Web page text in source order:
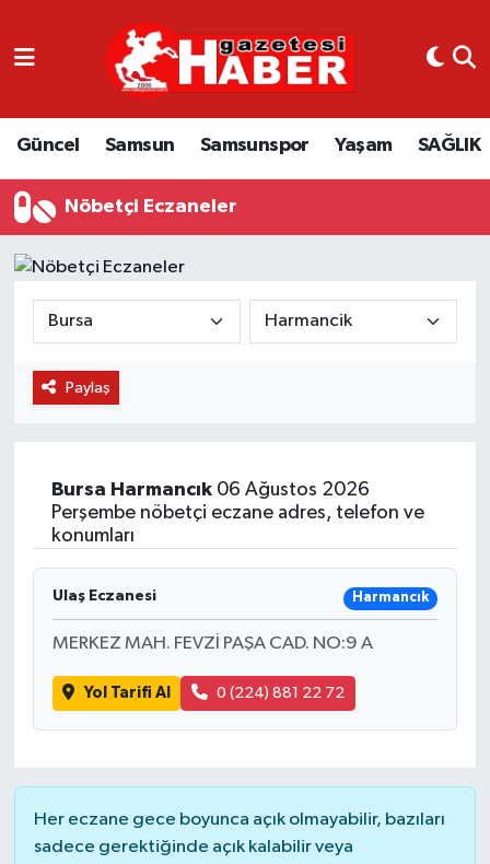
Güncel Samsun Samsunspor Yaşam SAĞLIK
Nöbetçi Eczaneler
Paylaş
Bursa Harmancık06 Ağustos 2026
Perşembe nöbetçi eczane adres, telefon ve
konumları
Ulaş Eczanesi Harmancık
MERKEZ MAH. FEVZİ PAŞA CAD. NO:9 A
Yol Tarifi Al 0 (224) 881 22 72
Her eczane gece boyunca açık olmayabilir, bazıları
sadece gerektiğinde açık kalabilir veya
GÜNCEL
SAMSUN
YAŞAM